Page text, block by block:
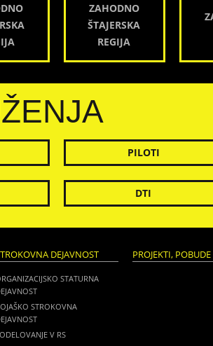
ZAHODNO
ŠTAJERSKA
REGIJA
PILOTI
DTI
DEJAVNOST
STATURNA
STROKOVNA
V RS
PROJEKTI,